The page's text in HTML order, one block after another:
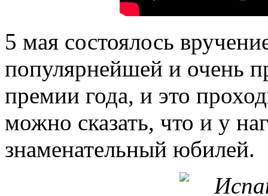
5 мая состоялось
популярнейшей и очень
премии года, и это
можно сказать, что и у
знаменательный юбилей.